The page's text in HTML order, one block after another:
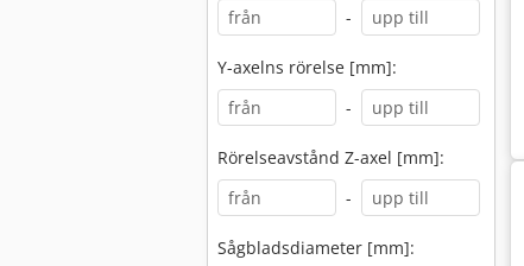
-
Y-axelns rörelse [mm]:
-
Rörelseavstånd Z-axel [mm]:
-
Sågbladsdiameter [mm]: